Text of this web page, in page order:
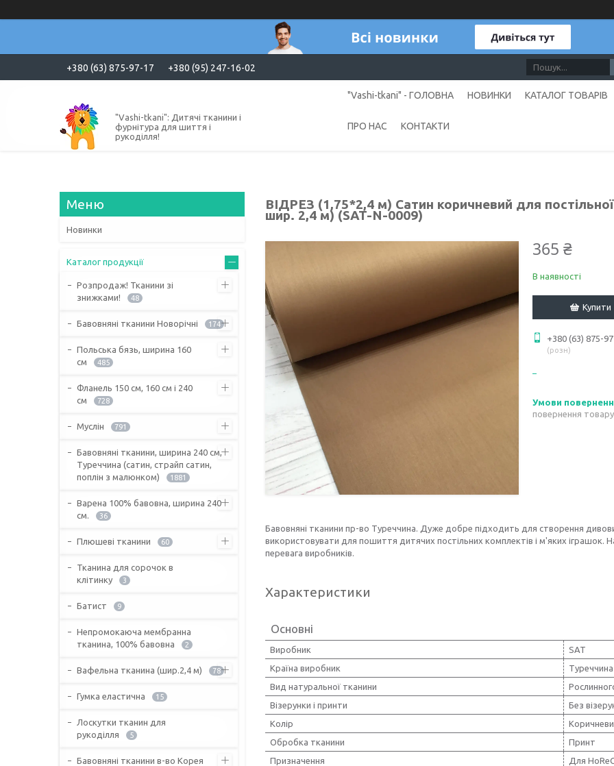
+380 (63) 875-97-17 +380 (95) 247-16-02
"Vashi-tkani": Дитячі тканини і
фурнітура для шиття і
рукоділля!
"Vashi-tkani" - ГОЛОВНА НОВИНКИ КАТАЛОГ ТОВАРІВ
ПРО НАС КОНТАКТИ
ВІДРЕЗ (1,75*2,4 м) Сатин коричневий для
шир. 2,4 м) (SAT-N-0009)
365 ₴
В наявності
Купити
+380 (63) 875-
розн
повернення
Бавовняні тканини пр-во Туреччина. Дуже добре підходить для створення
використовувати для пошиття дитячих постільних комплектів і м'яких іграшок.
перевага виробників.
Характеристики
Основні
Виробник
SAT
Країна виробник
Туреччина
Вид натуральної тканини
Візерунки і принти
Без
Колір
Обробка тканини
Принт
Призначення
Для
Новинки
Каталог продукції
Розпродаж! Тканини зі
знижками!
48
Бавовняні тканини Новорічні 174
Польська бязь, ширина 160
см
485
Фланель 150 см, 160 см і 240
см
728
Муслін 791
Бавовняні тканини, ширина 240 см,
Туреччина (сатин, страйп сатин,
поплін з малюнком)
1881
Варена 100% бавовна, ширина 240
см.
36
Плюшеві тканини 60
Тканина для сорочок в
клітинку
3
Батист 9
Непромокаюча мембранна
тканина, 100% бавовна
2
Вафельна тканина (шир.2,4 м) 78
Гумка еластична 15
Лоскутки тканин для
рукоділля
5
Бавовняні тканини в-во Корея